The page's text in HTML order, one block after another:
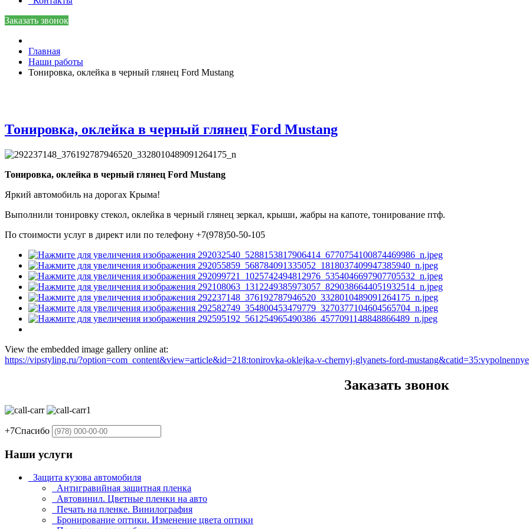
Заказать звонок
Главная
Наши работы
Тонировка, оклейка в черный глянец Ford Mustang
Тонировка, оклейка в черный глянец Ford Mustang
Тонировка, оклейка в черный глянец Ford Mustang
Яркий автомобиль на дорогах Крыма!
Выполнили тонировку стекол, оклейка в черный глянец зеркал, крыши, жабры на капоте, тонирование птф.
По стоимости услуг в директ или по телефону +7(978)50-50-105
View the embedded image gallery online at:
https://vipstyling.ru/?option=com_content&view=article&id=218:tonirovka-oklejka-v-chernyj-glyanets-ford-
Заказать звонок
+7Спасибо
Наши услуги
Защита кузова автомобиля
Антигравийная защитная пленка
Автовинил. Цветные пленки на авто
Печать на пленке. Винилография
Бронирование оптики. Изменение цвета оптики